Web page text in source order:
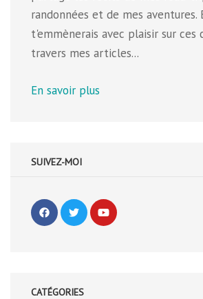
randonnées et de mes aventures.
t'emmènerais avec plaisir sur ces
travers mes articles...
En savoir plus
SUIVEZ-MOI
CATÉGORIES